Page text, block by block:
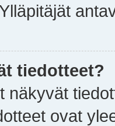
tiedotteet?
näkyvät
ovat